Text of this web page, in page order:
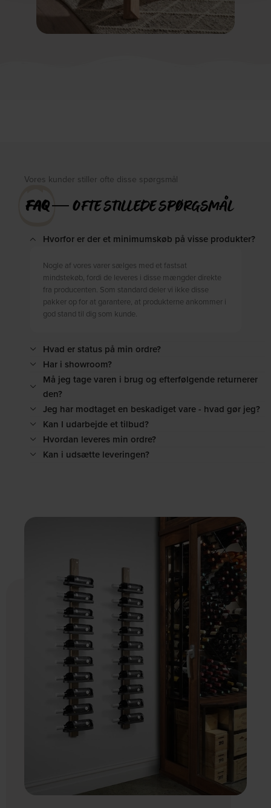
Vores kunder stiller ofte disse spørgsmål
FAQ― OFTE STILLEDE SPØRGSMÅL
Hvorfor er der et minimumskøb på visse produkter?
Nogle af vores varer sælges med et fastsat
mindstekøb, fordi de leveres i disse mængder direkte
fra producenten. Som standard deler vi ikke disse
pakker op for at garantere, at produkterne ankommer i
god stand til dig som kunde.
Hvad er status på min ordre?
Har i showroom?
Må jeg tage varen i brug og efterfølgende returnerer
den?
Jeg har modtaget en beskadiget vare - hvad gør jeg?
Kan I udarbejde et tilbud?
Hvordan leveres min ordre?
Kan i udsætte leveringen?